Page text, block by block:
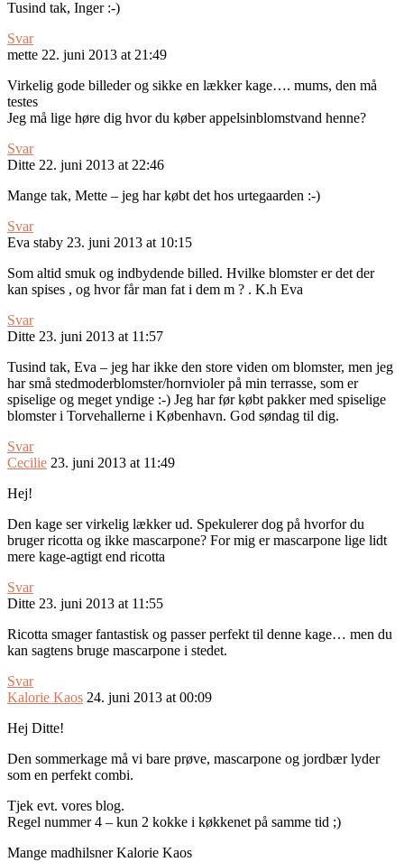
Tusind tak, Inger :-)
Svar
mette 22. juni 2013 at 21:49
Virkelig gode billeder og sikke en lækker kage…. mums, den må
testes
Jeg må lige høre dig hvor du køber appelsinblomstvand henne?
Svar
Ditte 22. juni 2013 at 22:46
Mange tak, Mette – jeg har købt det hos urtegaarden :-)
Svar
Eva staby 23. juni 2013 at 10:15
Som altid smuk og indbydende billed. Hvilke blomster er det der
kan spises , og hvor får man fat i dem m ? . K.h Eva
Svar
Ditte 23. juni 2013 at 11:57
Tusind tak, Eva – jeg har ikke den store viden om blomster, men jeg
har små stedmoderblomster/hornvioler på min terrasse, som er
spiselige og meget yndige :-) Jeg har før købt pakker med spiselige
blomster i Torvehallerne i København. God søndag til dig.
Svar
Cecilie 23. juni 2013 at 11:49
Hej!
Den kage ser virkelig lækker ud. Spekulerer dog på hvorfor du
bruger ricotta og ikke mascarpone? For mig er mascarpone lige lidt
mere kage-agtigt end ricotta
Svar
Ditte 23. juni 2013 at 11:55
Ricotta smager fantastisk og passer perfekt til denne kage… men du
kan sagtens bruge mascarpone i stedet.
Svar
Kalorie Kaos 24. juni 2013 at 00:09
Hej Ditte!
Den sommerkage må vi bare prøve, mascarpone og jordbær lyder
som en perfekt combi.
Tjek evt. vores blog.
Regel nummer 4 – kun 2 kokke i køkkenet på samme tid ;)
Mange madhilsner Kalorie Kaos